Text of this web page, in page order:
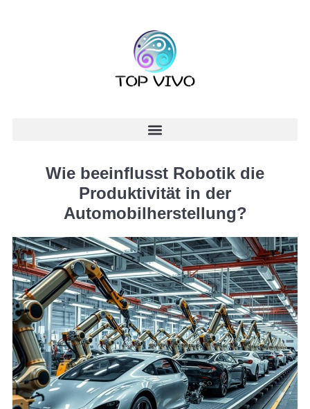
Wie beeinflusst Robotik die
Produktivität in der
Automobilherstellung?